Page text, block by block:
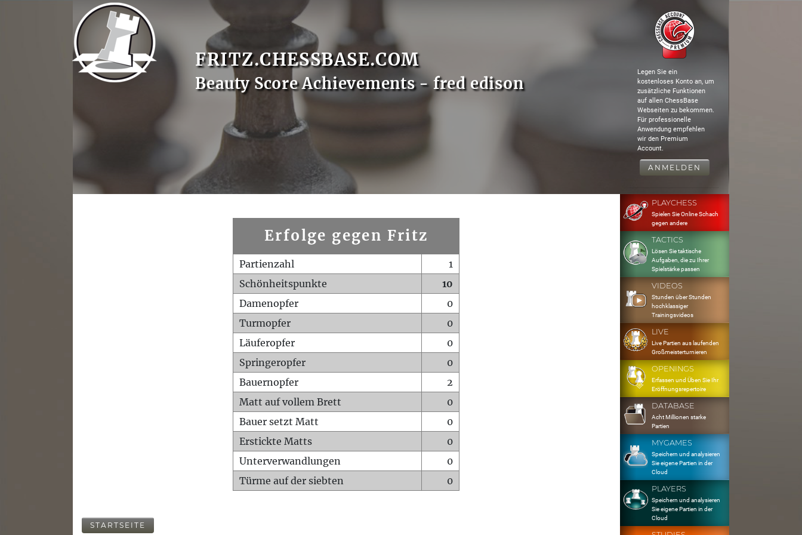
FRITZ.CHESSBASE.COM
Beauty Score Achievements - fred edison
Legen Sie ein
kostenloses Konto an, um
zusätzliche Funktionen
auf allen ChessBase
Webseiten zu bekommen.
Für professionelle
Anwendung empfehlen
wir den Premium
Account.
ANMELDEN
Erfolge gegen Fritz
Partienzahl
1
Schönheitspunkte
10
Damenopfer
0
Turmopfer
0
Läuferopfer
0
Springeropfer
0
Bauernopfer
2
Matt auf vollem Brett
0
Bauer setzt Matt
0
Erstickte Matts
0
Unterverwandlungen
0
Türme auf der siebten
0
STARTSEITE
PLAYCHESS
Spielen Sie Online Schach
gegen andere
TACTICS
Lösen Sie taktische
Aufgaben, die zu Ihrer
Spielstärke passen
VIDEOS
Stunden über Stunden
hochklassiger
Trainingsvideos
LIVE
Live Partien aus laufenden
Großmeisterturnieren
OPENINGS
Erfassen und Üben Sie Ihr
Eröffnungsrepertoire
DATABASE
Acht Millionen starke
Partien
MYGAMES
Speichern und analysieren
Sie eigene Partien in der
Cloud
PLAYERS
Speichern und analysieren
Sie eigene Partien in der
Cloud